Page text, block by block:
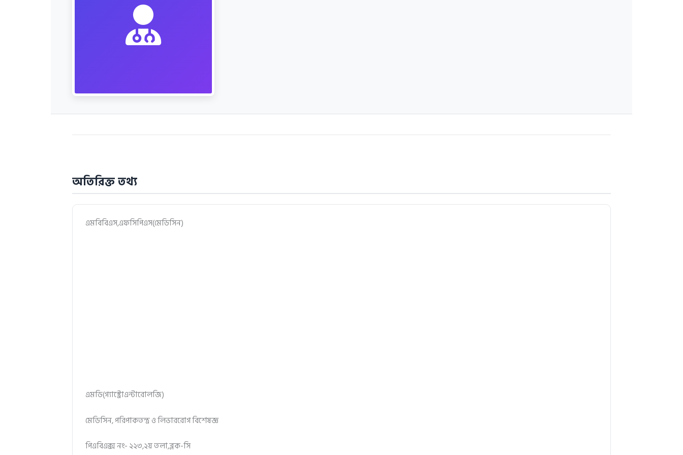
অতিরিক্ত তথ্য
এমবিবিএস,এফসিপিএস(মেডিসিন)
এমডি(গ্যাস্ট্রোএন্টারোলজি)
মেডিসিন, পরিপাকতন্ত্র ও লিভাররোগ বিশেষজ্ঞ
পিএবিএক্স নং- ২২৩,২য় তলা,ব্লক-সি